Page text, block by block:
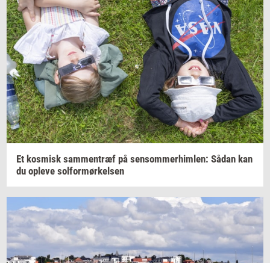
Et kos­misk sam­men­træf på sen­som­mer­him­len: Sådan kan
du op­le­ve sol­for­mør­kel­sen